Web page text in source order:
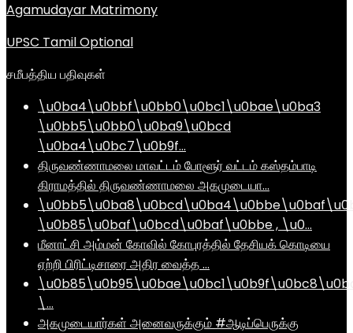
Agamudayar Matrimony
UPSC Tamil Optional
சமீபத்திய பதிவுகள்
\u0ba4\u0bbf\u0bb0\u0bc1\u0bae\u0ba3
\u0bb5\u0bb0\u0ba9\u0bcd
\u0ba4\u0bc7\u0b9f…
திருவண்ணாமலை மாவட்டம் போளூர் வட்டம் கஸ்தம்பாடி
கிராமத்தில் திருவண்ணாமலை அகமுடையா…
\u0b85\u0baf\u0bcd\u0baf\u0bbe , \u0…
மீனாட்சி அம்மன் கோவில் கோபுரத்தில் தேசியக் கொடியை
ஏற்றி பிரிட்டிசாரை அதிர வைத்த …
\…
அகமுடையார்கள் அனைவருக்கும் #ஆடிப்பெருக்கு